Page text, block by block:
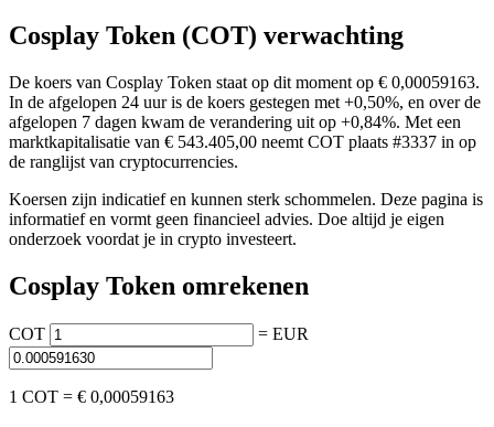
Cosplay Token (COT) verwachting
De koers van Cosplay Token staat op dit moment op € 0,00059163.
In de afgelopen 24 uur is de koers gestegen met +0,50%, en over de
afgelopen 7 dagen kwam de verandering uit op +0,84%. Met een
marktkapitalisatie van € 543.405,00 neemt COT plaats #3337 in op
de ranglijst van cryptocurrencies.
Koersen zijn indicatief en kunnen sterk schommelen. Deze pagina is
informatief en vormt geen financieel advies. Doe altijd je eigen
onderzoek voordat je in crypto investeert.
Cosplay Token omrekenen
COT = EUR
1 COT = € 0,00059163